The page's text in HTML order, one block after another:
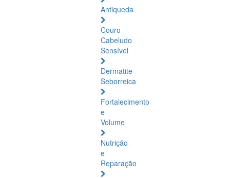
Antiqueda
Couro
Cabeludo
Sensível
Dermatite
Seborreica
Fortalecimento
e
Volume
Nutrição
e
Reparação